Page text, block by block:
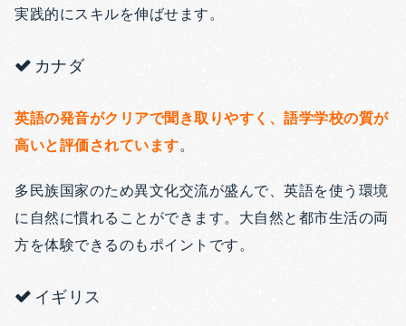
実践的にスキルを伸ばせます。
カナダ
英語の発音がクリアで聞き取りやすく、語学学校の質が
高いと評価されています。
多民族国家のため異文化交流が盛んで、英語を使う環境
に自然に慣れることができます。大自然と都市生活の両
方を体験できるのもポイントです。
イギリス